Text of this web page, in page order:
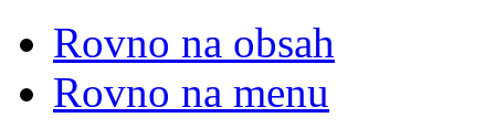
Rovno na obsah
Rovno na menu